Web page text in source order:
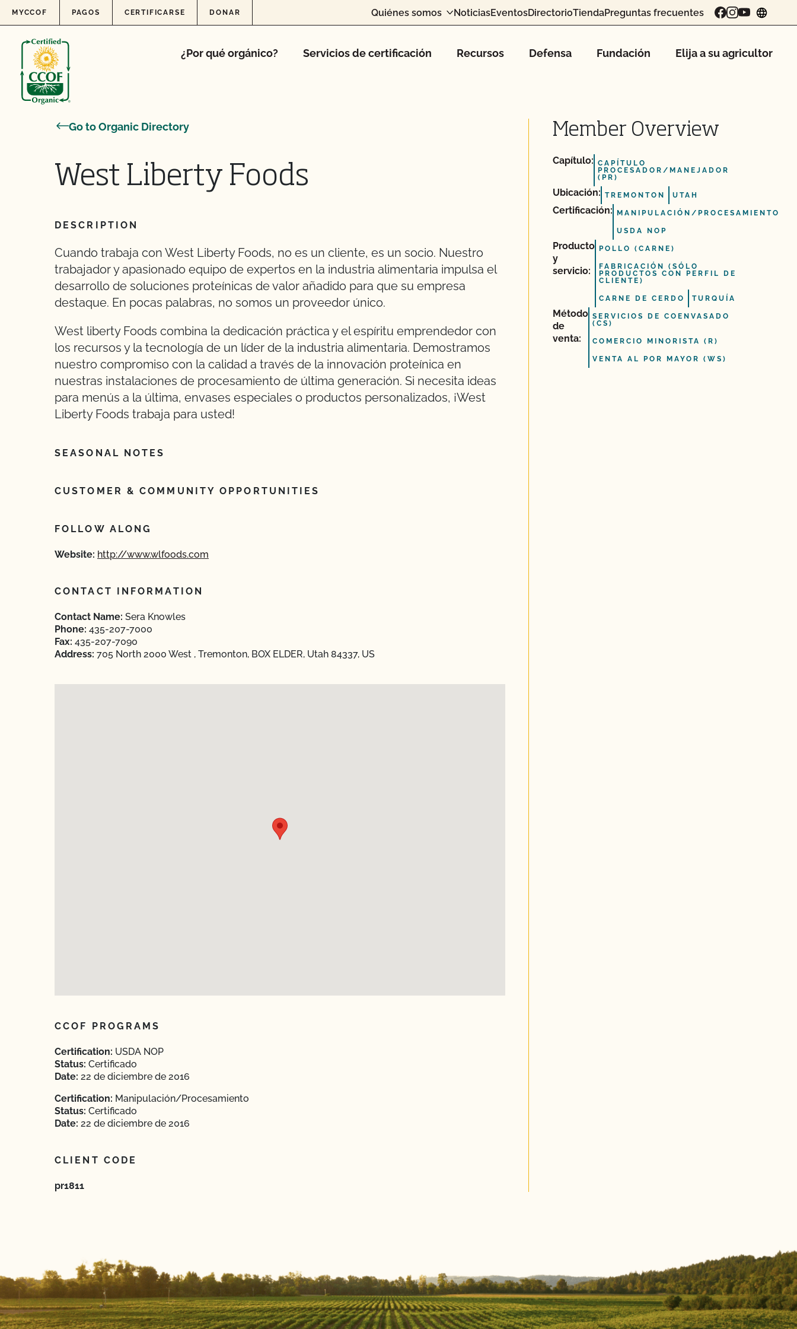
Skip to content
MYCCOF PAGOS CERTIFICARSE DONAR Quiénes somos NoticiasEventosDirectorioTiendaPreguntas frecuentes
¿Por qué orgánico? Servicios de certificación Recursos Defensa Fundación Elija a su agricultor
Go to Organic Directory
West Liberty Foods
DESCRIPTION
Cuando trabaja con West Liberty Foods, no es un cliente, es un socio. Nuestro
trabajador y apasionado equipo de expertos en la industria alimentaria impulsa el
desarrollo de soluciones proteínicas de valor añadido para que su empresa
destaque. En pocas palabras, no somos un proveedor único.
West liberty Foods combina la dedicación práctica y el espíritu emprendedor con
los recursos y la tecnología de un líder de la industria alimentaria. Demostramos
nuestro compromiso con la calidad a través de la innovación proteínica en
nuestras instalaciones de procesamiento de última generación. Si necesita ideas
para menús a la última, envases especiales o productos personalizados, ¡West
Liberty Foods trabaja para usted!
SEASONAL NOTES
CUSTOMER & COMMUNITY OPPORTUNITIES
FOLLOW ALONG
Website: http://www.wlfoods.com
CONTACT INFORMATION
Contact Name: Sera Knowles
Phone: 435-207-7000
Fax: 435-207-7090
Address: 705 North 2000 West , Tremonton, BOX ELDER, Utah 84337, US
CCOF PROGRAMS
Certification: USDA NOP
Status: Certificado
Date: 22 de diciembre de 2016
Certification: Manipulación/Procesamiento
Status: Certificado
Date: 22 de diciembre de 2016
CLIENT CODE
pr1811
Member Overview
Capítulo: CAPÍTULO
PROCESADOR/MANEJADOR
(PR)
Ubicación: TREMONTON UTAH
Certificación: MANIPULACIÓN/PROCESAMIENTO
USDA NOP
Producto
y
servicio:
POLLO (CARNE)
FABRICACIÓN (SÓLO
PRODUCTOS CON PERFIL DE
CLIENTE)
CARNE DE CERDO TURQUÍA
Método
de
venta:
SERVICIOS DE COENVASADO
(CS)
COMERCIO MINORISTA (R)
VENTA AL POR MAYOR (WS)